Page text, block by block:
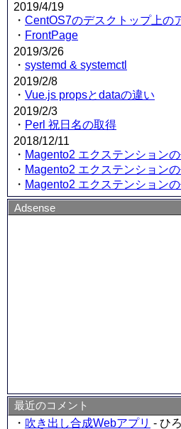
2019/4/19
・ CentOS7のデスクトップ上の
・ FrontPage
2019/3/26
・ systemd & systemctl
2019/2/8
・ Vue.js propsとdataの違い
2019/2/3
・ Perl 祝日名の取得
2018/12/11
・ Magento2 エクステンション
・ Magento2 エクステンション
・ Magento2 エクステンション
Adsense
最近のコメント
・ 吹き出し合成Webアプリ - ひ